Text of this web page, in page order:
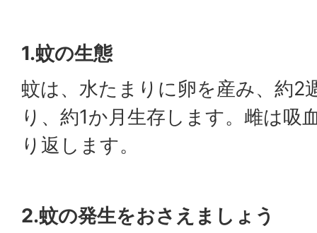
1.蚊の生態
蚊は、水たまりに卵を産み、約2
り、約1か月生存します。雌は吸
り返します。
2.蚊の発生をおさえましょう